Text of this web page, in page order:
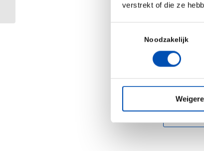
verstrekt of die ze
Noodzakelijk
Deel dit